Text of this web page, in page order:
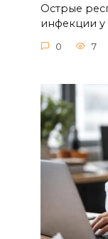
Острые
инфекции у
0 7